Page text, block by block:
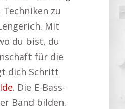
zu
Mit
du bist, du
für die
dich Schritt
. Die E-Bass-
Band bilden.